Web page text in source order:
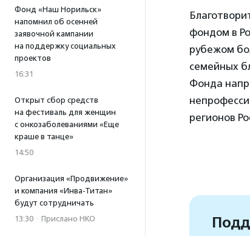
Фонд «Наш Норильск»
напомнил об осенней
заявочной кампании
на поддержку социальных
проектов
16:31
Открыт сбор средств
на фестиваль для женщин
с онкозаболеваниями «Еще
краше в танце»
14:50
Организация «Продвижение»
и компания «Инва-Титан»
будут сотрудничать
13:30 · Прислано НКО
фондом в
рубежом
семейных
Фонда
регионов